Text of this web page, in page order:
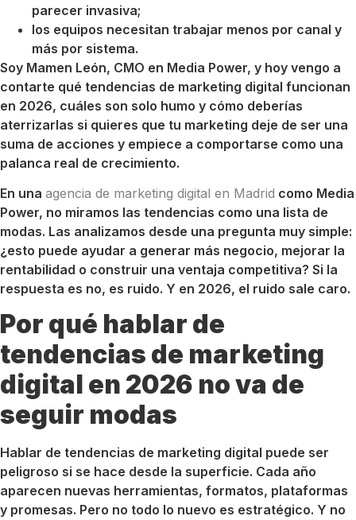
parecer invasiva;
los equipos necesitan trabajar menos por canal y
más por sistema.
Soy Mamen León, CMO en Media Power, y hoy vengo a
contarte qué tendencias de marketing digital funcionan
en 2026, cuáles son solo humo y cómo deberías
aterrizarlas si quieres que tu marketing deje de ser una
suma de acciones y empiece a comportarse como una
palanca real de crecimiento.
En una agencia de marketing digital en Madrid como Media
Power, no miramos las tendencias como una lista de
modas. Las analizamos desde una pregunta muy simple:
¿esto puede ayudar a generar más negocio, mejorar la
rentabilidad o construir una ventaja competitiva? Si la
respuesta es no, es ruido. Y en 2026, el ruido sale caro.
Por qué hablar de
tendencias de marketing
digital en 2026 no va de
seguir modas
Hablar de tendencias de marketing digital puede ser
peligroso si se hace desde la superficie. Cada año
aparecen nuevas herramientas, formatos, plataformas
y promesas. Pero no todo lo nuevo es estratégico. Y no